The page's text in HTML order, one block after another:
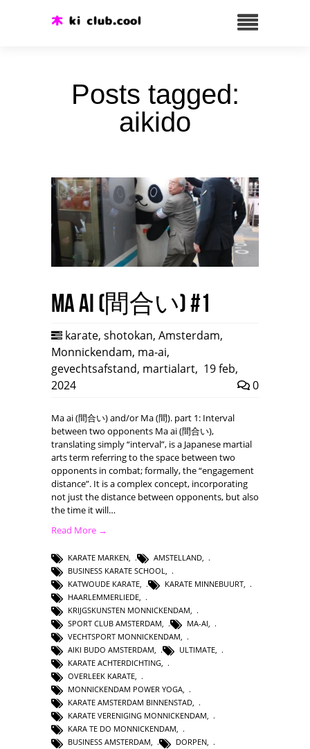
Posts tagged:
aikido
Ma ai (間合い) #1
karate, shotokan, Amsterdam,
Monnickendam, ma-ai,
gevechtsafstand, martialart, 19 feb,
2024
0
Ma ai (間合い) and/or Ma (間). part 1: Interval
between two opponents Ma ai (間合い),
translating simply “interval”, is a Japanese martial
arts term referring to the space between two
opponents in combat; formally, the “engagement
distance”. It is a complex concept, incorporating
not just the distance between opponents, but also
the time it will…
Read More →
KARATE MARKEN AMSTELLAND
BUSINESS KARATE SCHOOL
KATWOUDE KARATE
KARATE MINNEBUURT
HAARLEMMERLIEDE
KRIJGSKUNSTEN MONNICKENDAM
SPORT CLUB AMSTERDAM
MA-AI
VECHTSPORT MONNICKENDAM
AIKI BUDO AMSTERDAM, ULTIMATE,
KARATE ACHTERDICHTING,
OVERLEEK KARATE,
MONNICKENDAM POWER YOGA,
KARATE AMSTERDAM BINNENSTAD,
KARATE VERENIGING MONNICKENDAM,
KARA TE DO MONNICKENDAM,
BUSINESS AMSTERDAM, DORPEN,